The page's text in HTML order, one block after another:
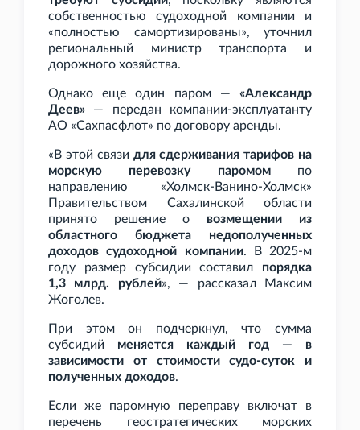
собственностью судоходной компании и
«полностью самортизированы», уточнил
региональный министр транспорта и
дорожного хозяйства.
Однако еще один паром — «Александр
Деев» — передан компании-эксплуатанту
АО «Сахпасфлот» по договору аренды.
«В этой связи для сдерживания тарифов на
морскую перевозку паромомпо
направлению «Холмск-Ванино-Холмск»
Правительством Сахалинской области
принято решение о возмещении из
областного бюджета недополученных
доходов судоходной компании. В 2025-м
году размер субсидии составил порядка
1,3
млрд. рублей», — рассказал Максим
Жоголев.
При этом он подчеркнул, что сумма
субсидий меняется каждый год — в
зависимости от стоимости судо-суток и
полученных доходов.
Если же паромную переправу включат в
перечень геостратегических морских